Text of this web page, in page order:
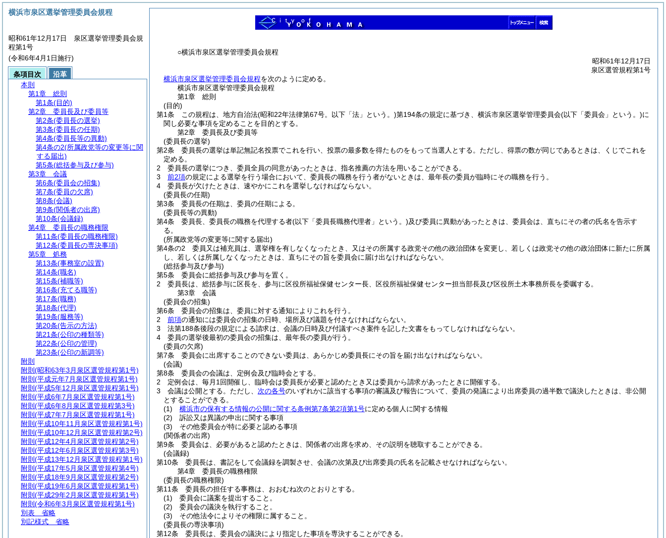
○横浜市泉区選挙管理委員会規程
昭和61年12月17日
泉区選管規程第1号
横浜市泉区選挙管理委員会規程を次のように定める。
横浜市泉区選挙管理委員会規程
第1章
総則
(目的)
第1条
この規程は、地方自治法(昭和22年法律第67号。以下「法」という。)第194条の規定に基づき、横浜市泉区選挙管理委員会(以下「委員会」という。)に
関し必要な事項を定めることを目的とする。
第2章
委員長及び委員等
(委員長の選挙)
第2条
委員長の選挙は単記無記名投票でこれを行い、投票の最多数を得たものをもって当選人とする。 ただし、得票の数が同じであるときは、くじでこれを
定める。
2
委員長の選挙につき、委員全員の同意があったときは、指名推薦の方法を用いることができる。
3
前2項の規定による選挙を行う場合において、委員長の職務を行う者がないときは、最年長の委員が臨時にその職務を行う。
4
委員長が欠けたときは、速やかにこれを選挙しなければならない。
(委員長の任期)
第3条
委員長の任期は、委員の任期による。
(委員長等の異動)
第4条
委員長、委員長の職務を代理する者(以下「委員長職務代理者」という。)及び委員に異動があったときは、委員会は、直ちにその者の氏名を告示す
る。
(所属政党等の変更等に関する届出)
第4条の2
委員又は補充員は、選挙権を有しなくなったとき、又はその所属する政党その他の政治団体を変更し、若しくは政党その他の政治団体に新たに所属
し、若しくは所属しなくなったときは、直ちにその旨を委員会に届け出なければならない。
(総括参与及び参与)
第5条
委員会に総括参与及び参与を置く。
2
委員長は、総括参与に区長を、参与に区役所福祉保健センター長、区役所福祉保健センター担当部長及び区役所土木事務所長を委嘱する。
第3章
会議
(委員会の招集)
第6条
委員会の招集は、委員に対する通知によりこれを行う。
2
前項の通知には委員会の招集の日時、場所及び議題を付さなければならない。
3
法第188条後段の規定による請求は、会議の日時及び付議すべき案件を記した文書をもってしなければならない。
4
委員の選挙後最初の委員会の招集は、最年長の委員が行う。
(委員の欠席)
第7条
委員会に出席することのできない委員は、あらかじめ委員長にその旨を届け出なければならない。
(会議)
第8条
委員会の会議は、定例会及び臨時会とする。
2
定例会は、毎月1回開催し、臨時会は委員長が必要と認めたとき又は委員から請求があったときに開催する。
3
会議は公開とする。 ただし、 次の各号のいずれかに該当する事項の審議及び報告について、委員の発議により出席委員の過半数で議決したときは、非公開
とすることができる。
(1)
横浜市の保有する情報の公開に関する条例第7条第2項第1号に定める個人に関する情報
(2)
訴訟又は異議の申出に関する事項
(3)
その他委員会が特に必要と認める事項
(関係者の出席)
第9条
委員会は、必要があると認めたときは、関係者の出席を求め、その説明を聴取することができる。
(会議録)
第10条
委員長は、書記をして会議録を調製させ、会議の次第及び出席委員の氏名を記載させなければならない。
第4章
委員長の職務権限
(委員長の職務権限)
第11条
委員長の担任する事務は、おおむね次のとおりとする。
(1)
委員会に議案を提出すること。
(2)
委員会の議決を執行すること。
(3)
その他法令によりその権限に属すること。
(委員長の専決事項)
第12条
委員長は、委員会の議決により指定した事項を専決することができる。
横浜市泉区選挙管理委員会規程
昭和61年12月17日 泉区選挙管理委員会規
程第1号
(令和6年4月1日施行)
条項目次
沿革
本則
第1章
総則
第1条(目的)
第2章
委員長及び委員等
第2条(委員長の選挙)
第3条(委員長の任期)
第4条(委員長等の異動)
第4条の2(所属政党等の変更等に関
する届出)
第5条(総括参与及び参与)
第3章
会議
第6条(委員会の招集)
第7条(委員の欠席)
第8条(会議)
第9条(関係者の出席)
第10条(会議録)
第4章
委員長の職務権限
第11条(委員長の職務権限)
第12条(委員長の専決事項)
第5章
処務
第13条(事務室の設置)
第14条(職名)
第15条(補職等)
第16条(充てる職等)
第17条(職務)
第18条(代理)
第19条(服務等)
第20条(告示の方法)
第21条(公印の種類等)
第22条(公印の管理)
第23条(公印の新調等)
附則
附則 (昭和63年3月泉区選管規程第1号)
附則 (平成元年7月泉区選管規程第1号)
附則 (平成5年12月泉区選管規程第1号)
附則 (平成6年7月泉区選管規程第1号)
附則 (平成6年8月泉区選管規程第3号)
附則 (平成7年7月泉区選管規程第1号)
附則 (平成10年11月泉区選管規程第1号)
附則 (平成10年12月泉区選管規程第2号)
附則 (平成12年4月泉区選管規程第2号)
附則 (平成12年6月泉区選管規程第3号)
附則 (平成13年12月泉区選管規程第1号)
附則 (平成17年5月泉区選管規程第4号)
附則 (平成18年9月泉区選管規程第2号)
附則 (平成19年6月泉区選管規程第1号)
附則 (平成29年2月泉区選管規程第1号)
附則 (令和6年3月泉区選管規程第1号)
別表 省略
別記様式 省略